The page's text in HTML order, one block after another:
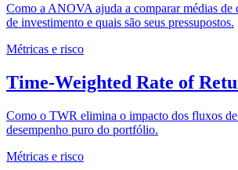
Como a ANOVA ajuda a comparar médias de
de investimento e quais são seus pressupostos.
Métricas e risco
Time-Weighted Rate of
Como o TWR elimina o impacto dos fluxos
desempenho puro do portfólio.
Métricas e risco